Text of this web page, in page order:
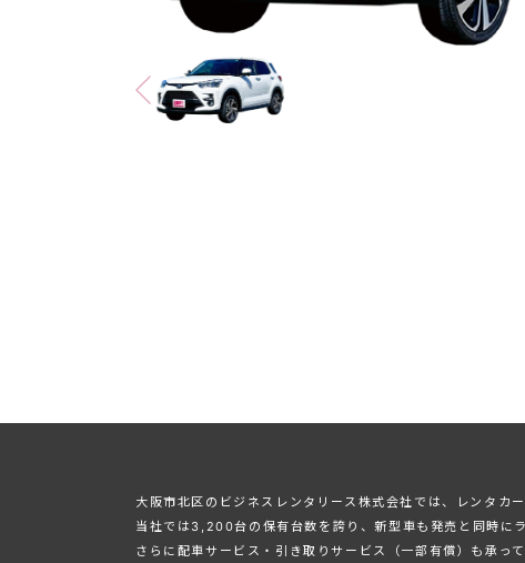
⼤阪市北区のビジネスレンタリース株式会社では、レンタカ
当社では3,200台の保有台数を誇り、新型⾞も発売と同時に
さらに配⾞サービス・引き取りサービス（⼀部有償）も承っ